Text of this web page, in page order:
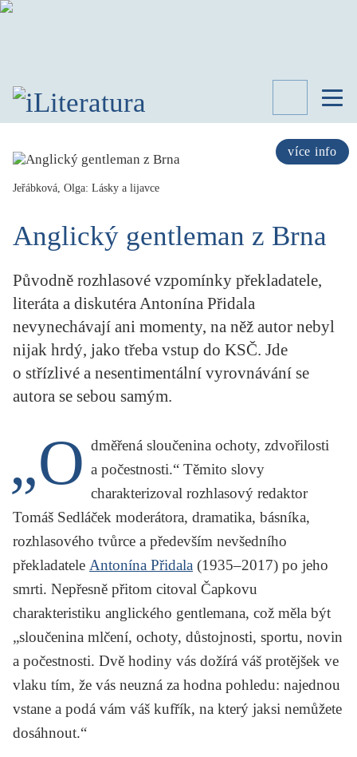
více info
SPISOVATELÉ
KNIHY
LITERATURY
KATEGORIE
STUDIE
PORTRÉT
KRITIKA PŘEKLADU
SLOUPEK
ILIGLOSA
Jeřábková, Olga: Lásky a lijavce
Anglický gentleman z Brna
Původně rozhlasové vzpomínky překladatele,
literáta a diskutéra Antonína Přidala
nevynechávají ani momenty, na něž autor nebyl
nijak hrdý, jako třeba vstup do KSČ. Jde
o střízlivé a nesentimentální vyrovnávání se
autora se sebou samým.
„O dměřená sloučenina ochoty, zdvořilosti
a počestnosti.“ Těmito slovy
charakterizoval rozhlasový redaktor
Tomáš Sedláček moderátora, dramatika, básníka,
rozhlasového tvůrce a především nevšedního
překladatele Antonína Přidala (1935–2017) po jeho
smrti. Nepřesně přitom citoval Čapkovu
charakteristiku anglického gentlemana, což měla být
„sloučenina mlčení, ochoty, důstojnosti, sportu, novin
a počestnosti. Dvě hodiny vás dožírá váš protějšek ve
vlaku tím, že vás neuzná za hodna pohledu: najednou
vstane a podá vám váš kufřík, na který jaksi nemůžete
dosáhnout.“